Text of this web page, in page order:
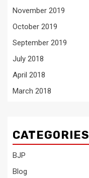
November 2019
October 2019
September 2019
July 2018
April 2018
March 2018
CATEGORIES
BJP
Blog